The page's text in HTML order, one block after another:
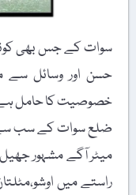
سوات کے جس بھی
حسن اور وسائل سے
خصوصیت کا حامل
میٹر آگے مشہور جھیل
راستے میں